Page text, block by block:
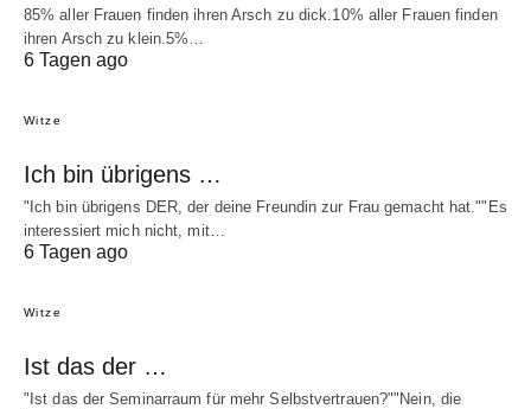
85% aller Frauen finden ihren Arsch zu dick.10% aller Frauen finden
ihren Arsch zu klein.5%…
6 Tagen ago
Witze
Ich bin übrigens …
"Ich bin übrigens DER, der deine Freundin zur Frau gemacht hat.""Es
interessiert mich nicht, mit…
6 Tagen ago
Witze
Ist das der …
"Ist das der Seminarraum für mehr Selbstvertrauen?""Nein, die